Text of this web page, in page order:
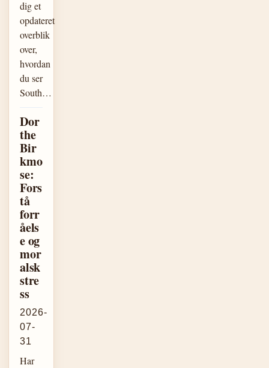
dig et
opdateret
overblik
over,
hvordan
du ser
South…
Dor
the
Bir
kmo
se:
Fors
tå
forr
åels
e og
mor
alsk
stre
ss
2026-
07-
31
Har